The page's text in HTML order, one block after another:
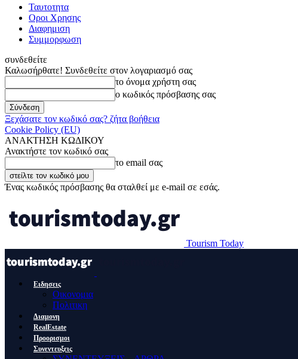
Ταυτοτητα
Οροι Χρησης
Διαφημιση
Συμμορφωση
συνδεθείτε
Καλωσήρθατε! Συνδεθείτε στον λογαριασμό σας
το όνομα χρήστη σας
ο κωδικός πρόσβασης σας
Ξεχάσατε τον κωδικό σας? ζήτα βοήθεια
Cookie Policy (EU)
ΑΝΑΚΤΗΣΗ ΚΩΔΙΚΟΥ
Ανακτήστε τον κωδικό σας
το email σας
Ένας κωδικός πρόσβασης θα σταλθεί με e-mail σε εσάς.
Tourism Today
Ειδησεις
Οικονομια
Πολιτικη
Διαμονη
RealEstate
Προορισμοι
Συνεντευξεις